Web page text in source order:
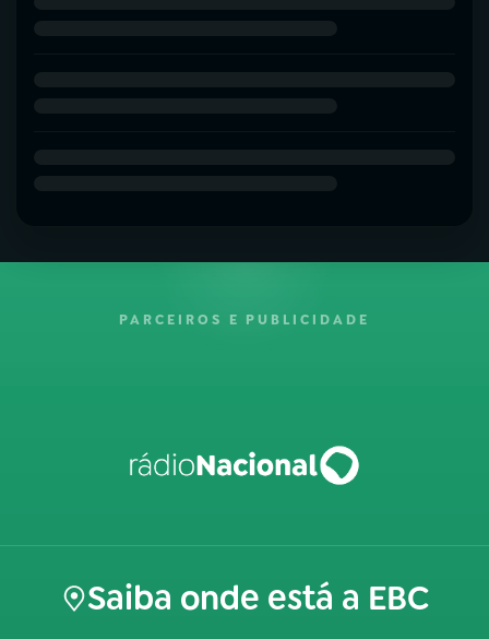
PARCEIROS E PUBLICIDADE
Saiba onde está a EBC